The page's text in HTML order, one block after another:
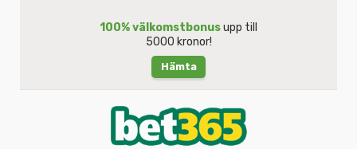
100% välkomstbonusupp till
5000 kronor!
Hämta